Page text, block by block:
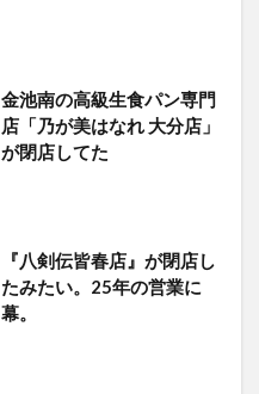
金池南の高級生食パン専門
店「乃が美はなれ 大分店」
が閉店してた
『八剣伝皆春店』が閉店し
たみたい。25年の営業に
幕。